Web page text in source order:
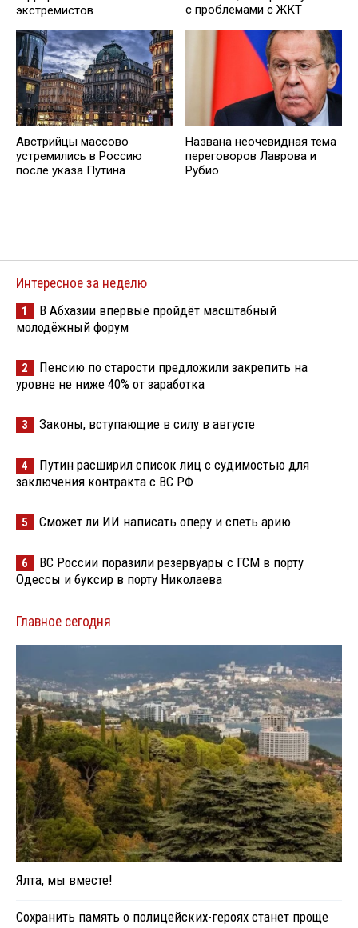
экстремистов
с проблемами с ЖКТ
Австрийцы массово
устремились в Россию
после указа Путина
Названа неочевидная тема
переговоров Лаврова и
Рубио
Интересное за неделю
1
В Абхазии впервые пройдёт масштабный
молодёжный форум
2
Пенсию по старости предложили закрепить на
уровне не ниже 40% от заработка
3 Законы, вступающие в силу в августе
4
Путин расширил список лиц с судимостью для
заключения контракта с ВС РФ
5 Сможет ли ИИ написать оперу и спеть арию
6
ВС России поразили резервуары с ГСМ в порту
Одессы и буксир в порту Николаева
Главное сегодня
Ялта, мы вместе!
Сохранить память о полицейских-героях станет проще